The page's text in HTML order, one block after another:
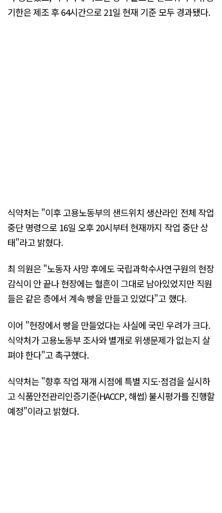
기한은 제조 후 64시간으로 21일 현재 기준 모두 경과됐다.
식약처는 "이후 고용노동부의 샌드위치 생산라인 전체 작업
중단 명령으로 16일 오후 20시부터 현재까지 작업 중단 상
태"라고 밝혔다.
최 의원은 "노동자 사망 후에도 국립과학수사연구원의 현장
감식이 안 끝나 현장에는 혈흔이 그대로 남아있었지만 직원
들은 같은 층에서 계속 빵을 만들고 있었다"고 했다.
이어 "현장에서 빵을 만들었다는 사실에 국민 우려가 크다.
식약처가 고용노동부 조사와 별개로 위생문제가 없는지 살
펴야 한다"고 촉구했다.
식약처는 "향후 작업 재개 시점에 특별 지도·점검을 실시하
고 식품안전관리인증기준(HACCP, 해썹) 불시평가를 진행할
예정"이라고 밝혔다.